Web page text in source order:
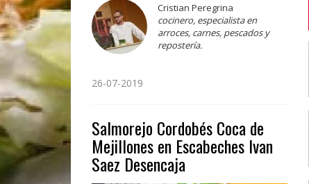
Cristian Peregrina
cocinero, especialista en
arroces, carnes, pescados y
repostería.
26-07-2019
Salmorejo Cordobés Coca de
Mejillones en Escabeches Ivan
Saez Desencaja